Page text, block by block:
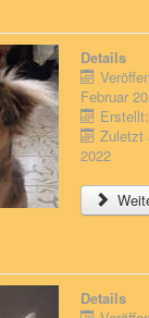
Details
Februar
Zuletzt
2022
Details